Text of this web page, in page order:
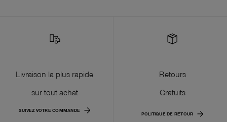
Livraison la plus rapide
sur tout achat
SUIVEZ VOTRE COMMANDE
Retours
Gratuits
POLITIQUE DE RETOUR